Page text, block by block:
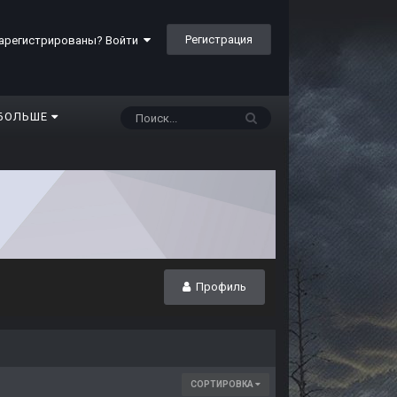
Войти Регистрация
Профиль
СОРТИРОВКА